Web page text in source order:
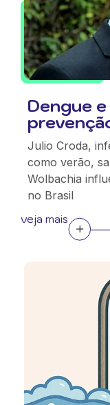
Dengue
Julio Croda,
como verão,
Wolbachia
no Brasil
veja mais